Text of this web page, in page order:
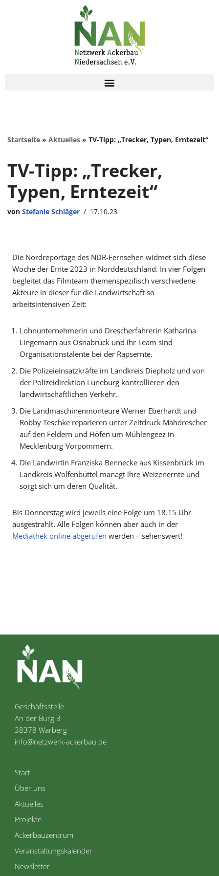
Startseite » Aktuelles » TV-Tipp: „Trecker, Typen, Erntezeit“
TV-Tipp: „Trecker,
Typen, Erntezeit“
von Stefanie Schläger 17.10.23
Die Nordreportage des NDR-Fernsehen widmet sich diese
Woche der Ernte 2023 in Norddeutschland. In vier Folgen
begleitet das Filmteam themenspezifisch verschiedene
Akteure in dieser für die Landwirtschaft so
arbeitsintensiven Zeit:
Lohnunternehmerin und Drescherfahrerin Katharina
Lingemann aus Osnabrück und ihr Team sind
Organisationstalente bei der Rapsernte.
Die Polizeieinsatzkräfte im Landkreis Diepholz und von
der Polizeidirektion Lüneburg kontrollieren den
landwirtschaftlichen Verkehr.
Die Landmaschinenmonteure Werner Eberhardt und
Robby Teschke reparieren unter Zeitdruck Mähdrescher
auf den Feldern und Höfen um Mühlengeez in
Mecklenburg-Vorpommern.
Die Landwirtin Franziska Bennecke aus Kissenbrück im
Landkreis Wolfenbüttel managt ihre Weizenernte und
sorgt sich um deren Qualität.
Bis Donnerstag wird jeweils eine Folge um 18.15 Uhr
ausgestrahlt. Alle Folgen können aber auch in der
Mediathek online abgerufen werden – sehenswert!
Geschäftsstelle
An der Burg 3
38378 Warberg
info@netzwerk-ackerbau.de
Start
Über uns
Aktuelles
Projekte
Ackerbauzentrum
Veranstaltungskalender
Newsletter